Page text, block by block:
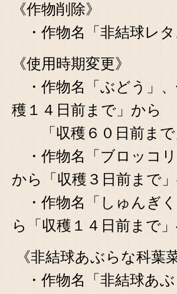
《作物削除》
・作物名「非結球レ
《使用時期変更》
・作物名「ぶどう」
穫１４日前まで」から
「収穫６０日前まで
・作物名「ブロッコ
から「収穫３日前まで
・作物名「しゅんぎ
ら「収穫１４日前まで
《非結球あぶらな科葉
・作物名「非結球あ